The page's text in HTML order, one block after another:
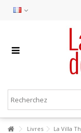
Livres La Villa